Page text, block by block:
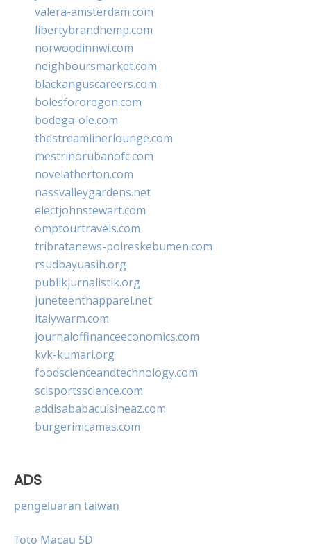
valera-amsterdam.com
libertybrandhemp.com
norwoodinnwi.com
neighboursmarket.com
blackanguscareers.com
bolesfororegon.com
bodega-ole.com
thestreamlinerlounge.com
mestrinorubanofc.com
novelatherton.com
nassvalleygardens.net
electjohnstewart.com
omptourtravels.com
tribratanews-polreskebumen.com
rsudbayuasih.org
publikjurnalistik.org
juneteenthapparel.net
italywarm.com
journaloffinanceeconomics.com
kvk-kumari.org
foodscienceandtechnology.com
scisportsscience.com
addisababacuisineaz.com
burgerimcamas.com
ADS
pengeluaran taiwan
Toto Macau 5D